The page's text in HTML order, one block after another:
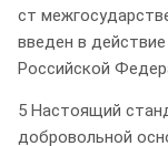
ст
введен в
Российской
5 Настоящий
добровольной